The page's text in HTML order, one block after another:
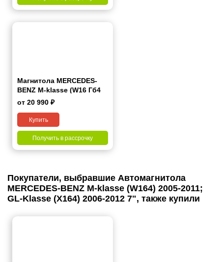
Магнитола MERCEDES-
BENZ M-klasse (W16 Гб4
Гб) 2005-2011; GL-Klasse
дюймов - 10.1 2/32 Гб
Simple
от 20 990 ₽
Купить
Получить в рассрочку
Покупатели, выбравшие Автомагнитола
MERCEDES-BENZ M-klasse (W164) 2005-2011;
GL-Klasse (X164) 2006-2012 7", также купили